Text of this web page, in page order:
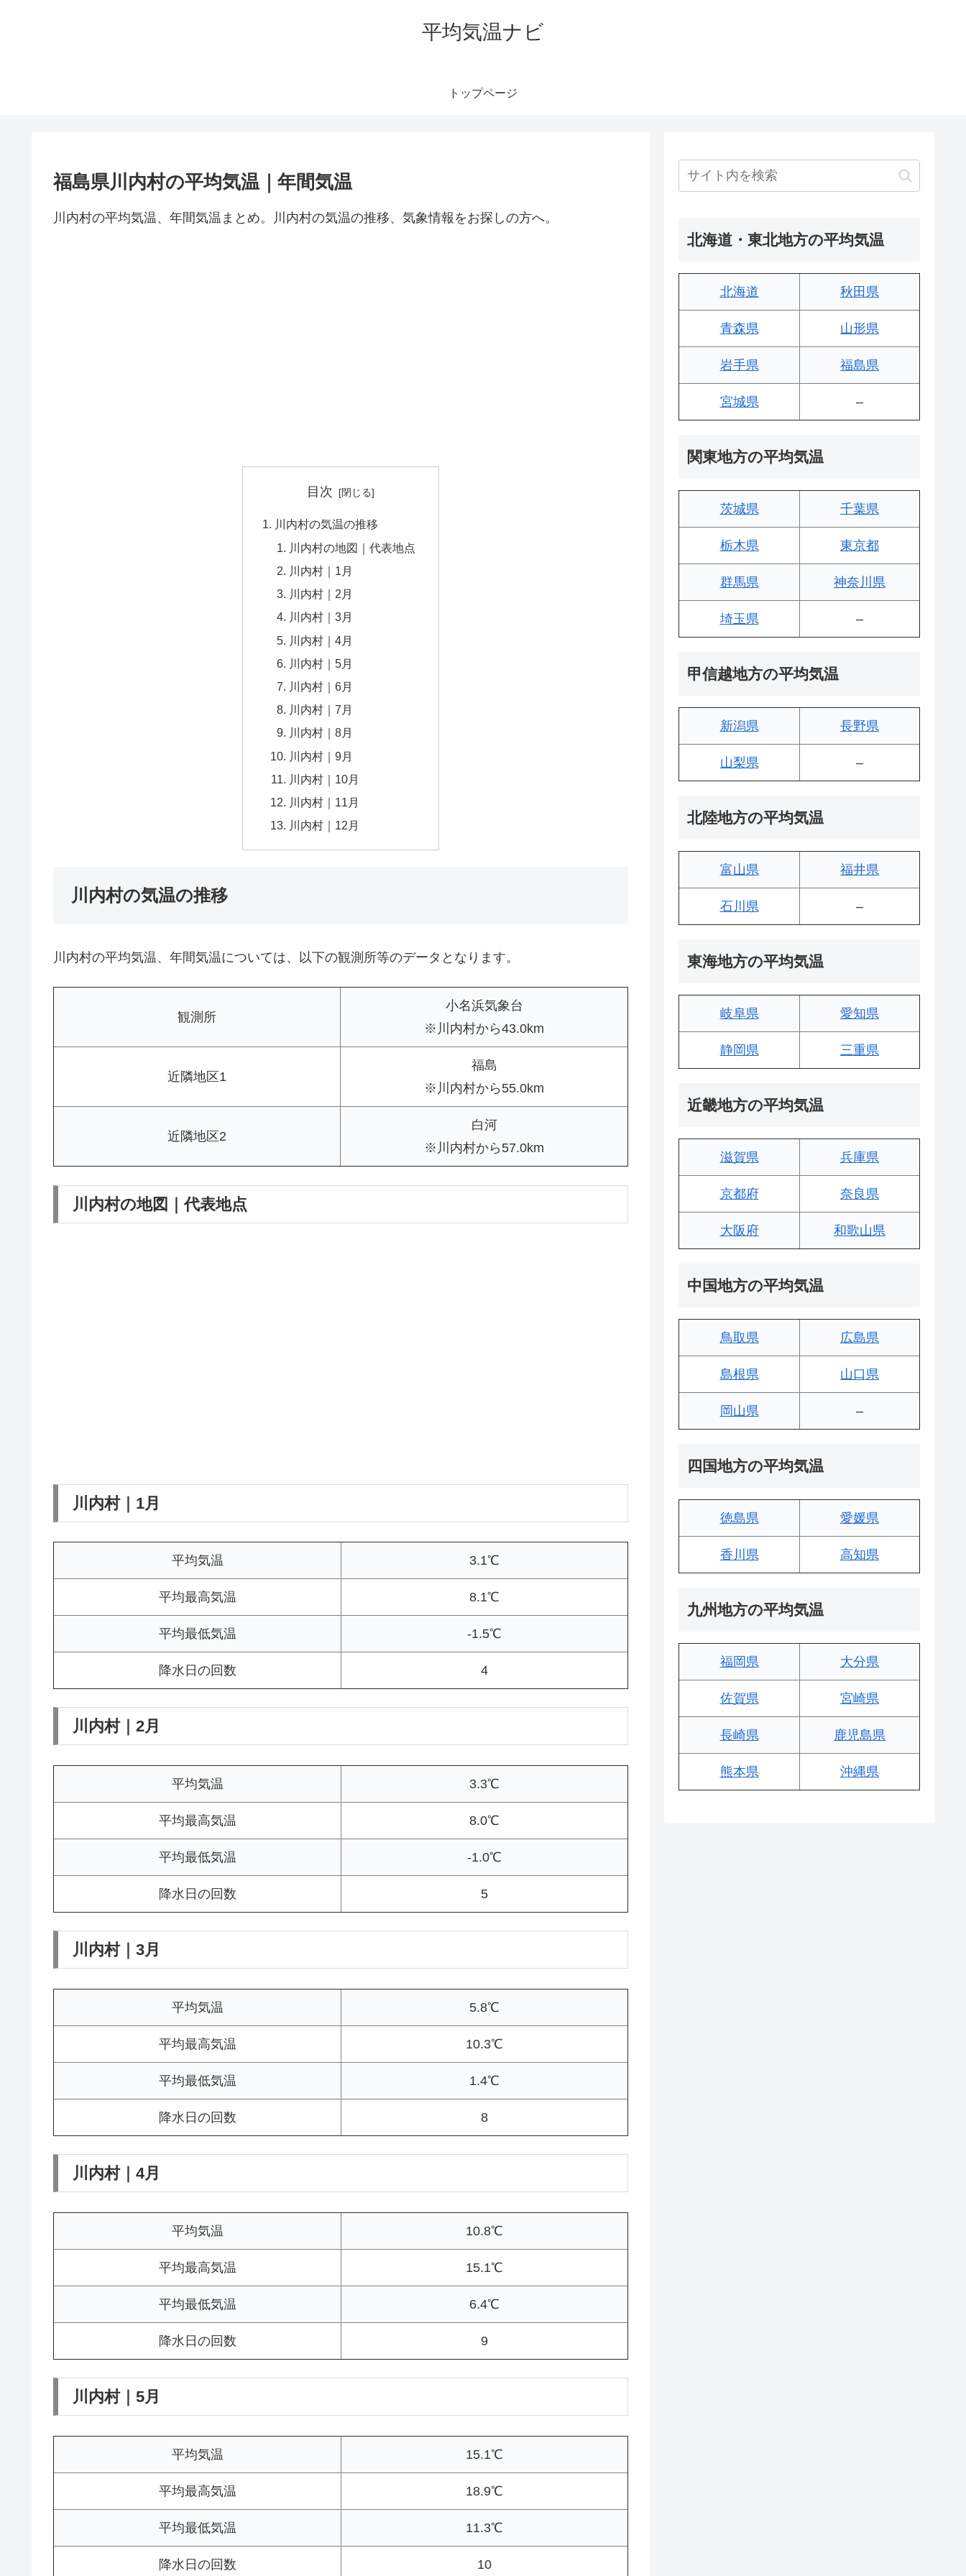
平均気温ナビ
トップページ
福島県川内村の平均気温｜年間気温
川内村の平均気温、年間気温まとめ。川内村の気温の推移、気象情報をお探しの方へ。
目次
川内村の気温の推移
川内村の地図｜代表地点
川内村｜1月
川内村｜2月
川内村｜3月
川内村｜4月
川内村｜5月
川内村｜6月
川内村｜7月
川内村｜8月
川内村｜9月
川内村｜10月
川内村｜11月
川内村｜12月
川内村の気温の推移
川内村の平均気温、年間気温については、以下の観測所等のデータとなります。
観測所
小名浜気象台
※川内村から43.0km
近隣地区1
福島
※川内村から55.0km
近隣地区2
白河
※川内村から57.0km
川内村の地図｜代表地点
川内村｜1月
平均気温 3.1℃
平均最高気温 8.1℃
平均最低気温 -1.5℃
降水日の回数 4
川内村｜2月
平均気温 3.3℃
平均最高気温 8.0℃
平均最低気温 -1.0℃
降水日の回数 5
川内村｜3月
平均気温 5.8℃
平均最高気温 10.3℃
平均最低気温 1.4℃
降水日の回数 8
川内村｜4月
平均気温 10.8℃
平均最高気温 15.1℃
平均最低気温 6.4℃
降水日の回数 9
川内村｜5月
平均気温 15.1℃
平均最高気温 18.9℃
平均最低気温 11.3℃
降水日の回数 10
北海道・東北地方の平均気温
北海道 秋田県
青森県 山形県
岩手県 福島県
宮城県 –
関東地方の平均気温
茨城県 千葉県
栃木県 東京都
群馬県 神奈川県
埼玉県 –
甲信越地方の平均気温
新潟県 長野県
山梨県 –
北陸地方の平均気温
富山県 福井県
石川県 –
東海地方の平均気温
岐阜県 愛知県
静岡県 三重県
近畿地方の平均気温
滋賀県 兵庫県
京都府 奈良県
大阪府 和歌山県
中国地方の平均気温
鳥取県 広島県
島根県 山口県
岡山県 –
四国地方の平均気温
徳島県 愛媛県
香川県 高知県
九州地方の平均気温
福岡県 大分県
佐賀県 宮崎県
長崎県 鹿児島県
熊本県 沖縄県